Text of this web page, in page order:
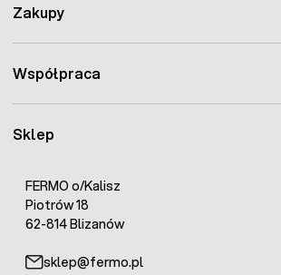
czemu można stosować je
pastuchów o różnym przeznaczeniu,
doskonałe parametry izolacyjne
izolacyjne, eliminując możliwość
do montażu na różnych słupkach
od 8 do 14 mm, mogą być również
Sklep
FERMO o/Kalisz
Piotrów 18
62-814 Blizanów
sklep@fermo.pl
Zakupy
Współpraca